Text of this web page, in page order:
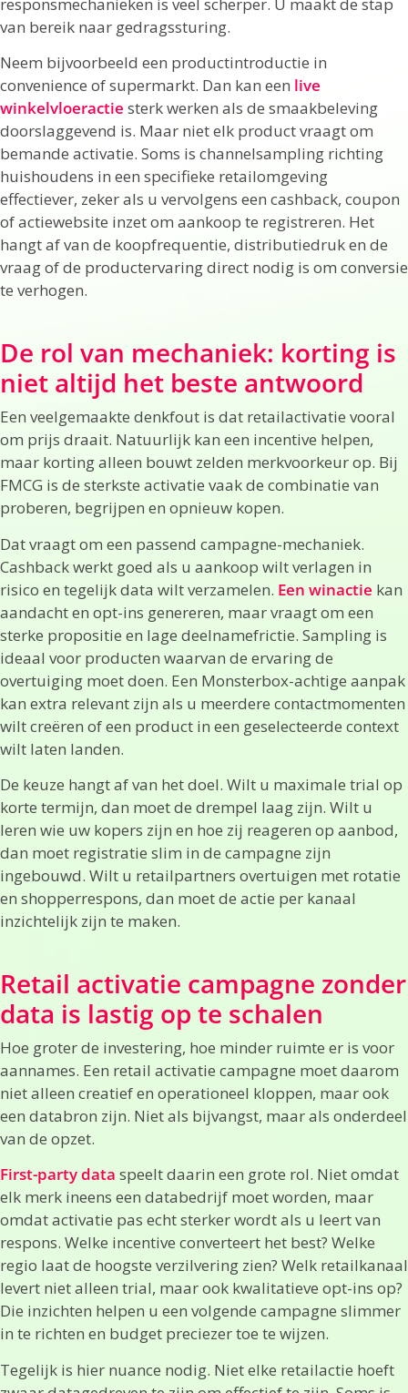
van bereik naar gedragssturing.
Neem bijvoorbeeld een productintroductie in
convenience of supermarkt. Dan kan een live
winkelvloeractie sterk werken als de smaakbeleving
doorslaggevend is. Maar niet elk product vraagt om
bemande activatie. Soms is channelsampling richting
huishoudens in een specifieke retailomgeving
effectiever, zeker als u vervolgens een cashback, coupon
of actiewebsite inzet om aankoop te registreren. Het
hangt af van de koopfrequentie, distributiedruk en de
vraag of de productervaring direct nodig is om conversie
te verhogen.
De rol van mechaniek: korting is
niet altijd het beste antwoord
Een veelgemaakte denkfout is dat retailactivatie vooral
om prijs draait. Natuurlijk kan een incentive helpen,
maar korting alleen bouwt zelden merkvoorkeur op. Bij
FMCG is de sterkste activatie vaak de combinatie van
proberen, begrijpen en opnieuw kopen.
Dat vraagt om een passend campagne-mechaniek.
Cashback werkt goed als u aankoop wilt verlagen in
risico en tegelijk data wilt verzamelen. Een winactie kan
aandacht en opt-ins genereren, maar vraagt om een
sterke propositie en lage deelnamefrictie. Sampling is
ideaal voor producten waarvan de ervaring de
overtuiging moet doen. Een Monsterbox-achtige aanpak
kan extra relevant zijn als u meerdere contactmomenten
wilt creëren of een product in een geselecteerde context
wilt laten landen.
De keuze hangt af van het doel. Wilt u maximale trial op
korte termijn, dan moet de drempel laag zijn. Wilt u
leren wie uw kopers zijn en hoe zij reageren op aanbod,
dan moet registratie slim in de campagne zijn
ingebouwd. Wilt u retailpartners overtuigen met rotatie
en shopperrespons, dan moet de actie per kanaal
inzichtelijk zijn te maken.
Retail activatie campagne zonder
data is lastig op te schalen
Hoe groter de investering, hoe minder ruimte er is voor
aannames. Een retail activatie campagne moet daarom
niet alleen creatief en operationeel kloppen, maar ook
een databron zijn. Niet als bijvangst, maar als onderdeel
van de opzet.
First-party data speelt daarin een grote rol. Niet omdat
elk merk ineens een databedrijf moet worden, maar
omdat activatie pas echt sterker wordt als u leert van
respons. Welke incentive converteert het best? Welke
regio laat de hoogste verzilvering zien? Welk retailkanaal
levert niet alleen trial, maar ook kwalitatieve opt-ins op?
Die inzichten helpen u een volgende campagne slimmer
in te richten en budget preciezer toe te wijzen.
Tegelijk is hier nuance nodig. Niet elke retailactie hoeft